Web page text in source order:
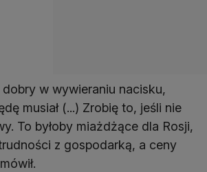
dobry w wywieraniu nacisku,
musiał (...) Zrobię to, jeśli nie
To byłoby miażdżące dla Rosji,
z gospodarką, a ceny